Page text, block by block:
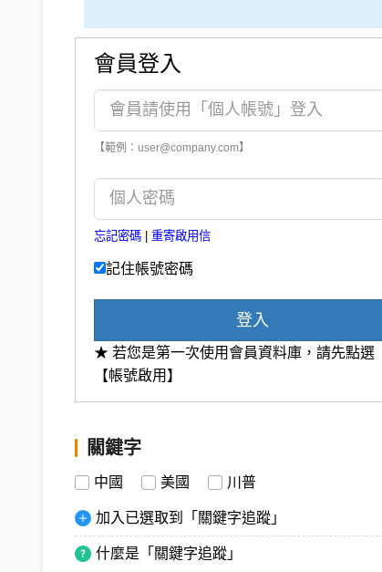
會員登入
【範例：user@company.com】
忘記密碼 重寄啟用信
記住帳號密碼
登入
★ 若您是第一次使用會員資料庫，請先點選
【帳號啟用】
關鍵字
中國 美國 川普
加入已選取到「關鍵字追蹤」
什麼是「關鍵字追蹤」